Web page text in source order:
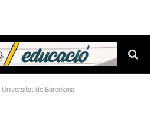
Universitat de Barcelona